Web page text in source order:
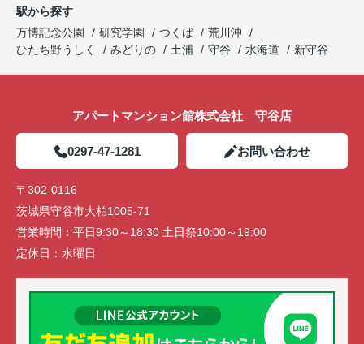
駅から探す
万博記念公園
研究学園 つくば
荒川沖
ひたち野うしく
みどりの 土浦 守谷 水海道 新守谷
アパートマンション館株式会社 守谷店
0297-47-1281 お問い合わせ
〒302-0116
茨城県守谷市大柏1005-71
営業時間： 平日9:30～18:30 土日祭10:00～19:00
定休日： 水曜日